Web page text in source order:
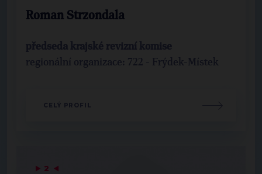
Roman Strzondala
předseda krajské revizní komise
regionální organizace: 722 - Frýdek-Místek
CELÝ PROFIL
▶ 2 ◀